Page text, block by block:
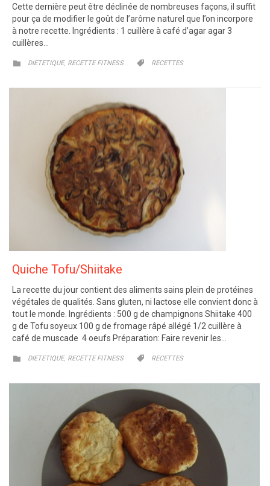
Cette dernière peut être déclinée de nombreuses façons, il suffit
pour ça de modifier le goût de l’arôme naturel que l’on incorpore
à notre recette. Ingrédients : 1 cuillère à café d’agar agar 3
cuillères…
 CATEGORY
DIETETIQUE, RECETTE FITNESS  CATEGORY
RECETTES
Quiche Tofu/Shiitake
La recette du jour contient des aliments sains plein de protéines
végétales de qualités. Sans gluten, ni lactose elle convient donc à
tout le monde. Ingrédients : 500 g de champignons Shiitake 400
g de Tofu soyeux 100 g de fromage râpé allégé 1/2 cuillère à
café de muscade 4 oeufs Préparation: Faire revenir les…
 CATEGORY
DIETETIQUE, RECETTE FITNESS  CATEGORY
RECETTES